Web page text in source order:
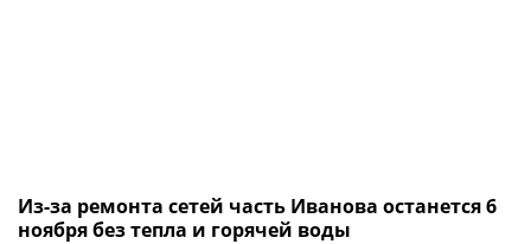
Из-за ремонта сетей часть Иванова останется 6
ноября без тепла и горячей воды